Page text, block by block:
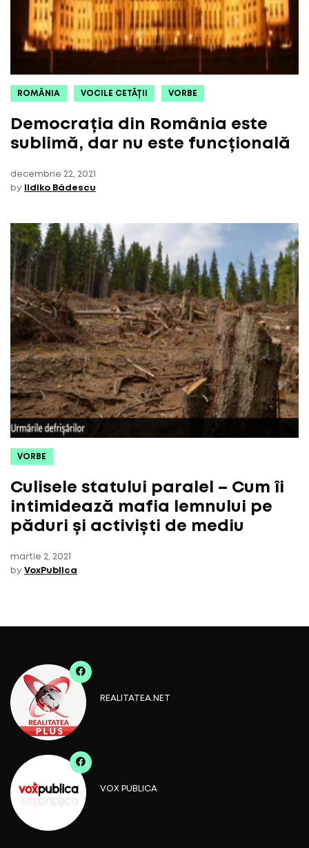
ROMÂNIA VOCILE CETĂȚII VORBE
Democrația din România este
sublimă, dar nu este funcțională
decembrie 22, 2021
by
Ildiko Bădescu
VORBE
Culisele statului paralel – Cum îi
intimidează mafia lemnului pe
păduri și activiști de mediu
martie 2, 2021
by VoxPublica
REALITATEA.NET
VOX PUBLICA